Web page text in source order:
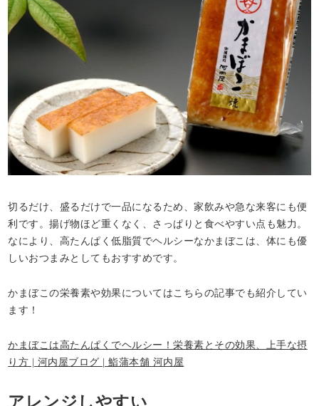
切るだけ、盛るだけで一品になるため、家飲みや急な来客にも便
利です。揚げ物ほど重くなく、さっぱりと食べやすい点も魅力。
なにより、高たんぱく低脂質でヘルシーなかまぼこは、体にも優
しいおつまみとしてもおすすめです。
かまぼこの栄養素や効果についてはこちらの記事でも紹介してい
ます！
かまぼこは高たんぱくでヘルシー！栄養素とその効果、上手な摂
り方 | 河内屋ブログ | 鮨蒲本舗 河内屋
アレンジしやすい